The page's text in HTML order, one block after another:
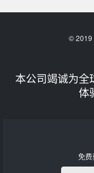
© 2019
本公司竭诚为全
体
免